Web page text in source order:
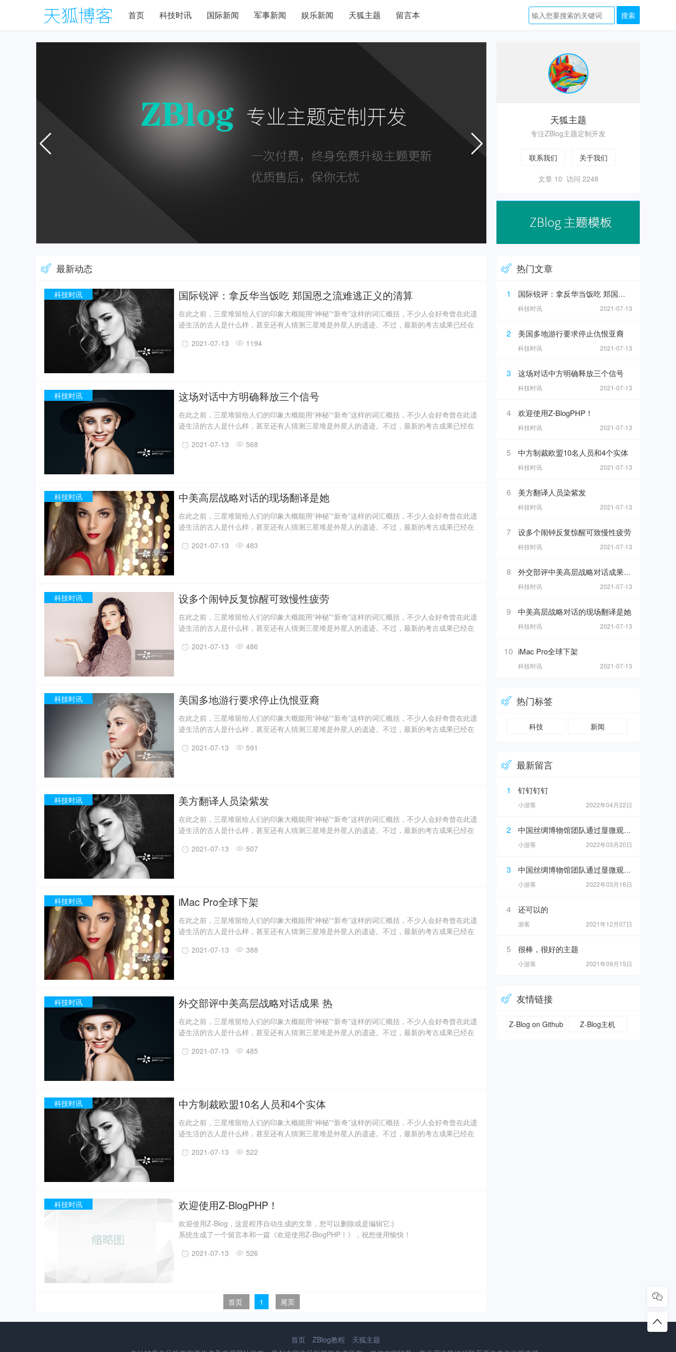
首页 科技时讯 国际新闻 军事新闻 娱乐新闻 天狐主题 留言本
天狐主题
专注ZBlog主题定制开发
联系我们 关于我们
文章 10 访问 2248
最新动态
科技时讯 国际锐评：拿反华当饭吃 郑国恩之流难逃正义的清算
在此之前，三星堆留给人们的印象大概能用“神秘”“新奇”这样的词汇概括，不少人会好奇曾在此遗
迹生活的古人是什么样，甚至还有人猜测三星堆是外星人的遗迹。不过，最新的考古成果已经在
事实上，上世纪震惊世界的三星堆出土文物只是来自1、2号“祭祀坑”。2019年11月至2020年5
精美牙雕残件、玉琮、玉石器等重要文物500余件。
2021-07-13 1194
科技时讯 这场对话中方明确释放三个信号
在此之前，三星堆留给人们的印象大概能用“神秘”“新奇”这样的词汇概括，不少人会好奇曾在此遗
迹生活的古人是什么样，甚至还有人猜测三星堆是外星人的遗迹。不过，最新的考古成果已经在
事实上，上世纪震惊世界的三星堆出土文物只是来自1、2号“祭祀坑”。2019年11月至2020年5
精美牙雕残件、玉琮、玉石器等重要文物500余件。
2021-07-13 568
科技时讯 中美高层战略对话的现场翻译是她
在此之前，三星堆留给人们的印象大概能用“神秘”“新奇”这样的词汇概括，不少人会好奇曾在此遗
迹生活的古人是什么样，甚至还有人猜测三星堆是外星人的遗迹。不过，最新的考古成果已经在
事实上，上世纪震惊世界的三星堆出土文物只是来自1、2号“祭祀坑”。2019年11月至2020年5
精美牙雕残件、玉琮、玉石器等重要文物500余件。
2021-07-13 483
科技时讯 设多个闹钟反复惊醒可致慢性疲劳
在此之前，三星堆留给人们的印象大概能用“神秘”“新奇”这样的词汇概括，不少人会好奇曾在此遗
迹生活的古人是什么样，甚至还有人猜测三星堆是外星人的遗迹。不过，最新的考古成果已经在
事实上，上世纪震惊世界的三星堆出土文物只是来自1、2号“祭祀坑”。2019年11月至2020年5
精美牙雕残件、玉琮、玉石器等重要文物500余件。
2021-07-13 486
科技时讯 美国多地游行要求停止仇恨亚裔
在此之前，三星堆留给人们的印象大概能用“神秘”“新奇”这样的词汇概括，不少人会好奇曾在此遗
迹生活的古人是什么样，甚至还有人猜测三星堆是外星人的遗迹。不过，最新的考古成果已经在
事实上，上世纪震惊世界的三星堆出土文物只是来自1、2号“祭祀坑”。2019年11月至2020年5
精美牙雕残件、玉琮、玉石器等重要文物500余件。
2021-07-13 591
科技时讯 美方翻译人员染紫发
在此之前，三星堆留给人们的印象大概能用“神秘”“新奇”这样的词汇概括，不少人会好奇曾在此遗
迹生活的古人是什么样，甚至还有人猜测三星堆是外星人的遗迹。不过，最新的考古成果已经在
事实上，上世纪震惊世界的三星堆出土文物只是来自1、2号“祭祀坑”。2019年11月至2020年5
精美牙雕残件、玉琮、玉石器等重要文物500余件。
2021-07-13 507
科技时讯 iMac Pro全球下架
在此之前，三星堆留给人们的印象大概能用“神秘”“新奇”这样的词汇概括，不少人会好奇曾在此遗
迹生活的古人是什么样，甚至还有人猜测三星堆是外星人的遗迹。不过，最新的考古成果已经在
事实上，上世纪震惊世界的三星堆出土文物只是来自1、2号“祭祀坑”。2019年11月至2020年5
精美牙雕残件、玉琮、玉石器等重要文物500余件。
2021-07-13 388
科技时讯 外交部评中美高层战略对话成果 热
在此之前，三星堆留给人们的印象大概能用“神秘”“新奇”这样的词汇概括，不少人会好奇曾在此遗
迹生活的古人是什么样，甚至还有人猜测三星堆是外星人的遗迹。不过，最新的考古成果已经在
事实上，上世纪震惊世界的三星堆出土文物只是来自1、2号“祭祀坑”。2019年11月至2020年5
精美牙雕残件、玉琮、玉石器等重要文物500余件。
2021-07-13 485
科技时讯 中方制裁欧盟10名人员和4个实体
在此之前，三星堆留给人们的印象大概能用“神秘”“新奇”这样的词汇概括，不少人会好奇曾在此遗
迹生活的古人是什么样，甚至还有人猜测三星堆是外星人的遗迹。不过，最新的考古成果已经在
事实上，上世纪震惊世界的三星堆出土文物只是来自1、2号“祭祀坑”。2019年11月至2020年5
精美牙雕残件、玉琮、玉石器等重要文物500余件。
2021-07-13 522
科技时讯 欢迎使用Z-BlogPHP！
欢迎使用Z-Blog，这是程序自动生成的文章，您可以删除或是编辑它:)
系统生成了一个留言本和一篇《欢迎使用Z-BlogPHP！》，祝您使用愉快！
2021-07-13
526
首页 1 尾页
热门文章
1 国际锐评：拿反华当饭吃 郑国恩之流难逃正义的清算
科技时讯 2021-07-13
2 美国多地游行要求停止仇恨亚裔
科技时讯 2021-07-13
3 这场对话中方明确释放三个信号
科技时讯 2021-07-13
4 欢迎使用Z-BlogPHP！
科技时讯 2021-07-13
5 中方制裁欧盟10名人员和4个实体
科技时讯 2021-07-13
6 美方翻译人员染紫发
科技时讯 2021-07-13
7 设多个闹钟反复惊醒可致慢性疲劳
科技时讯 2021-07-13
8 外交部评中美高层战略对话成果 热
科技时讯 2021-07-13
9 中美高层战略对话的现场翻译是她
科技时讯 2021-07-13
10 iMac Pro全球下架
科技时讯 2021-07-13
热门标签
科技 新闻
最新留言
1 钉钉钉钉
小游客 2022年04月22日
2 中国丝绸博物馆团队通过显微观察在4号坑灰烬中发现纺织品痕迹
小游客 2022年03月20日
3 中国丝绸博物馆团队通过显微观察在4号坑灰烬中发现纺织品痕迹
小游客 2022年03月16日
4 还可以的
游客 2021年12月07日
5 很棒，很好的主题
小游客 2021年09月15日
友情链接
Z-Blog on Github Z-Blog主机
首页 ZBlog教程
天狐主题